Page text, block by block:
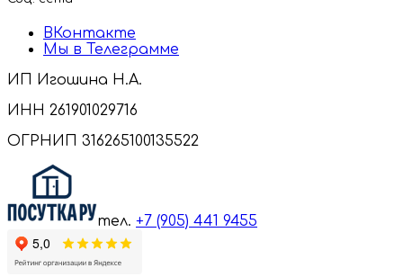
ВКонтакте
Мы в Телеграмме
ИП Игошина Н.А.
ИНН 261901029716
ОГРНИП 316265100135522
тел. +7 (905) 441 9455